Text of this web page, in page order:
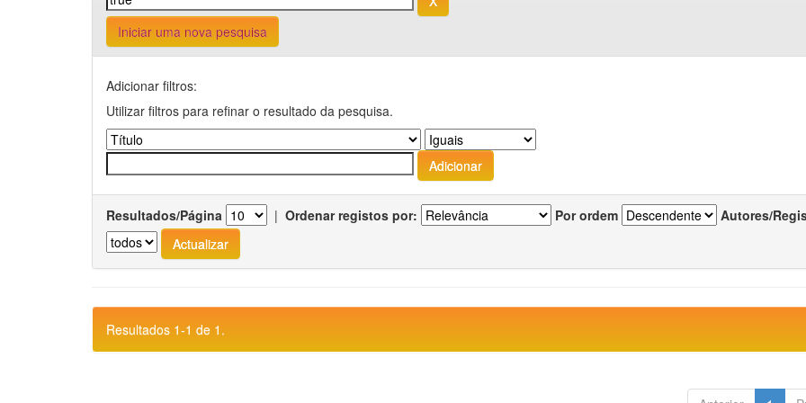
Iniciar uma nova pesquisa
Adicionar filtros:
Utilizar filtros para refinar o resultado da pesquisa.
Resultados/Página | Ordenar registos por: Por ordem Autores/
Resultados 1-1 de 1.